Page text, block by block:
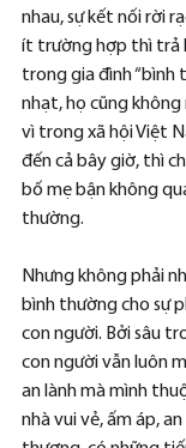
nhau, sự kết nối rời
ít trường hợp thì trả
trong gia đình “bình
nhạt, họ cũng không
vì trong xã hội Việt
đến cả bây giờ, thì
bố mẹ bận không
thường.
Nhưng không phải
bình thường cho sự
con người. Bởi sâu
con người vẫn luôn
an lành mà mình
nhà vui vẻ, ấm áp,